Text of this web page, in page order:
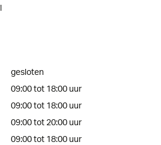
gesloten
09:00 tot 18:00 uur
09:00 tot 18:00 uur
09:00 tot 20:00 uur
09:00 tot 18:00 uur